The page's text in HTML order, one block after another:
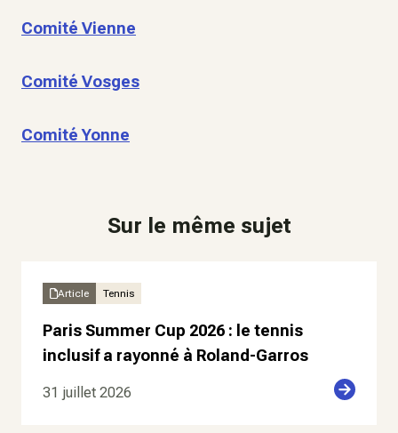
Comité Vienne
Comité Vosges
Comité Yonne
Sur le même sujet
Article Tennis
Paris Summer Cup 2026 : le tennis
inclusif a rayonné à Roland-Garros
31 juillet 2026